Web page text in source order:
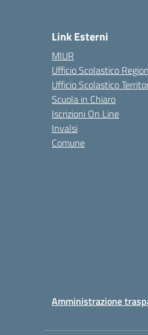
Link Esterni
MIUR
Ufficio Scolastico
Ufficio Scolastico
Scuola in Chiaro
Iscrizioni On Line
Invalsi
Comune
Amministrazione